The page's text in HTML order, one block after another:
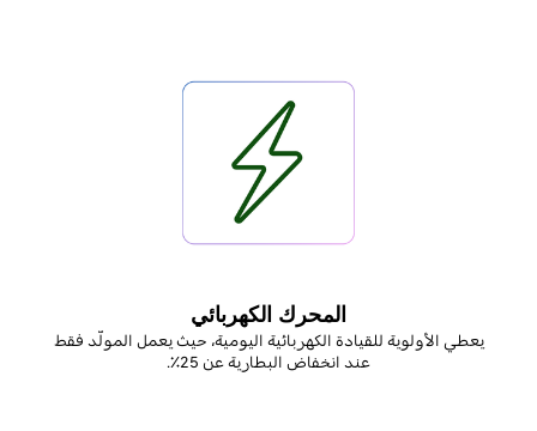
المحرك الكهربائي
يعطي الأولوية للقيادة الكهربائية اليومية، حيث يعمل المولّد فقط
عند انخفاض البطارية عن 25٪.